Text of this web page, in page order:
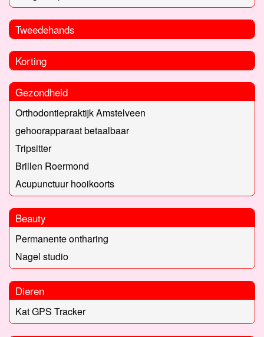
Tweedehands
Korting
Gezondheid
Orthodontiepraktijk Amstelveen
gehoorapparaat betaalbaar
Tripsitter
Brillen Roermond
Acupunctuur hooikoorts
Beauty
Permanente ontharing
Nagel studio
Dieren
Kat GPS Tracker